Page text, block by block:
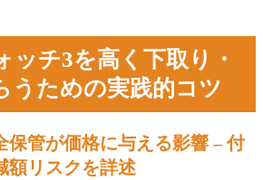
ッチ3を高く下取り・
うための実践的コツ
保管が価格に与える影響 – 付
額リスクを詳述